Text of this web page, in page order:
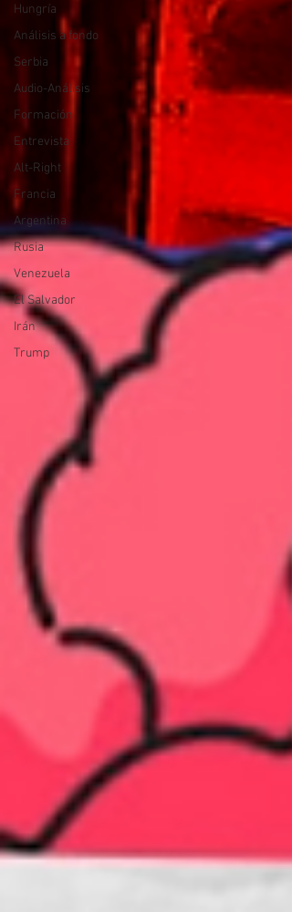
Hungría
Análisis a fondo
Serbia
Audio-Análisis
Formación
Entrevista
Alt-Right
Francia
Argentina
Rusia
Venezuela
El Salvador
Irán
Trump